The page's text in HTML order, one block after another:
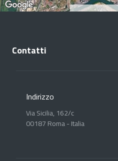
Contatti
Indirizzo
Via Sicilia, 162/c
00187 Roma - Italia